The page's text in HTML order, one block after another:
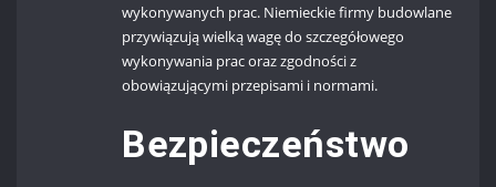
wykonywanych prac. Niemieckie firmy budowlane
przywiązują wielką wagę do szczegółowego
wykonywania prac oraz zgodności z
obowiązującymi przepisami i normami.
Bezpieczeństwo